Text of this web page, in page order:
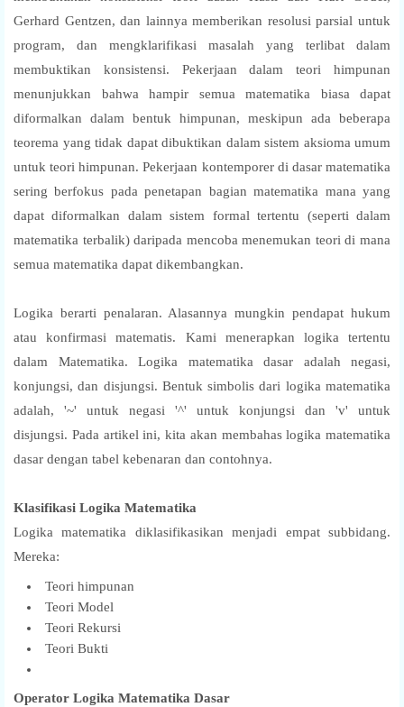
Gerhard Gentzen, dan lainnya memberikan resolusi parsial untuk
program, dan mengklarifikasi masalah yang terlibat dalam
membuktikan konsistensi. Pekerjaan dalam teori himpunan
menunjukkan bahwa hampir semua matematika biasa dapat
diformalkan dalam bentuk himpunan, meskipun ada beberapa
teorema yang tidak dapat dibuktikan dalam sistem aksioma umum
untuk teori himpunan. Pekerjaan kontemporer di dasar matematika
sering berfokus pada penetapan bagian matematika mana yang
dapat diformalkan dalam sistem formal tertentu (seperti dalam
matematika terbalik) daripada mencoba menemukan teori di mana
semua matematika dapat dikembangkan.
Logika berarti penalaran. Alasannya mungkin pendapat hukum
atau konfirmasi matematis. Kami menerapkan logika tertentu
dalam Matematika. Logika matematika dasar adalah negasi,
konjungsi, dan disjungsi. Bentuk simbolis dari logika matematika
adalah, '~' untuk negasi '^' untuk konjungsi dan 'v' untuk
disjungsi. Pada artikel ini, kita akan membahas logika matematika
dasar dengan tabel kebenaran dan contohnya.
Klasifikasi Logika Matematika
Logika matematika diklasifikasikan menjadi empat subbidang.
Mereka:
Teori himpunan
Teori Model
Teori Rekursi
Teori Bukti
Operator Logika Matematika Dasar